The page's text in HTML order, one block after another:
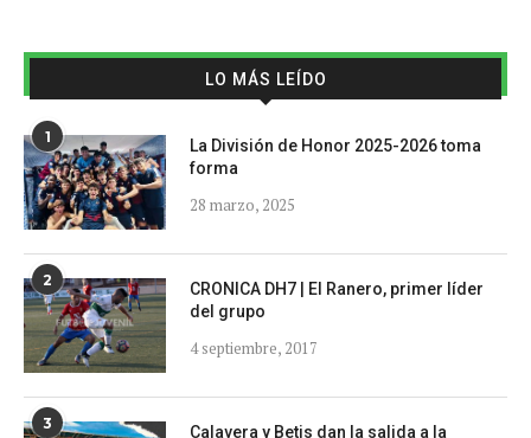
LO MÁS LEÍDO
1
La División de Honor 2025-2026 toma
forma
28 marzo, 2025
2
CRONICA DH7 | El Ranero, primer líder
del grupo
4 septiembre, 2017
3
Calavera y Betis dan la salida a la